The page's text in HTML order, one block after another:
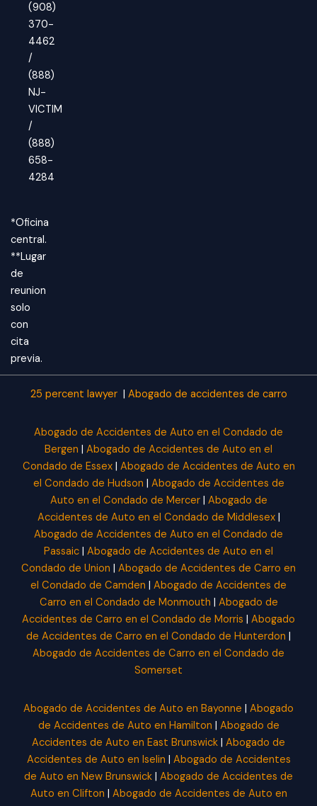
(908)
370-
4462
/
(888)
NJ-
VICTIM
/
(888)
658-
4284
*Oficina
central.
**Lugar
de
reunion
solo
con
cita
previa.
25 percent lawyer| Abogado de accidentes de carro
Abogado de Accidentes de Auto en el Condado de
Bergen | Abogado de Accidentes de Auto en el
Condado de Essex| Abogado de Accidentes de Auto en
el Condado de Hudson | Abogado de Accidentes de
Auto en el Condado de Mercer| Abogado de
Accidentes de Auto en el Condado de Middlesex|
Abogado de Accidentes de Auto en el Condado de
Passaic | Abogado de Accidentes de Auto en el
Condado de Union | Abogado de Accidentes de Carro en
el Condado de Camden | Abogado de Accidentes de
Carro en el Condado de Monmouth | Abogado de
Accidentes de Carro en el Condado de Morris | Abogado
de Accidentes de Carro en el Condado de Hunterdon |
Abogado de Accidentes de Carro en el Condado de
Somerset
Abogado de Accidentes de Auto en Bayonne | Abogado
de Accidentes de Auto en Hamilton | Abogado de
Accidentes de Auto en East Brunswick | Abogado de
Accidentes de Auto en Iselin | Abogado de Accidentes
de Auto en New Brunswick | Abogado de Accidentes de
Auto en Clifton | Abogado de Accidentes de Auto en